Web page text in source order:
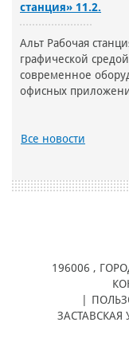
станция» 11.2.
Альт Рабочая
графической
современное
офисных
Все новости
196006 ,
ЗАСТАВСКАЯ